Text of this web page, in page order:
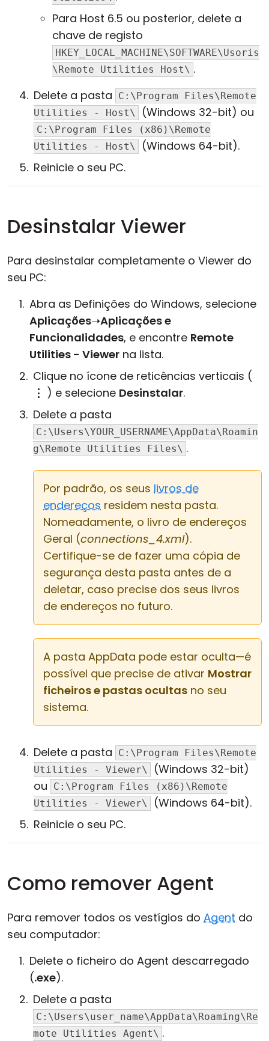
Para Host 6.5 ou posterior, delete a
chave de registo
HKEY_LOCAL_MACHINE\SOFTWARE\Usoris
\Remote Utilities Host\ .
Delete a pasta
C:\Program Files\Remote
Utilities - Host\
(Windows 32-bit) ou
C:\Program Files (x86)\Remote
Utilities - Host\
(Windows 64-bit).
Reinicie o seu PC.
Desinstalar Viewer
Para desinstalar completamente o Viewer do
seu PC:
Abra as Definições do Windows, selecione
Aplicações➝Aplicações e
Funcionalidades, e encontre Remote
Utilities - Viewer na lista.
Clique no ícone de reticências verticais (
⋮ ) e selecione Desinstalar.
Delete a pasta
C:\Users\YOUR_USERNAME\AppData\Roamin
g\Remote Utilities Files\ .
Por padrão, os seus livros de
endereços residem nesta pasta.
Nomeadamente, o livro de endereços
Geral (connections_4.xml).
Certifique-se de fazer uma cópia de
segurança desta pasta antes de a
deletar, caso precise dos seus livros
de endereços no futuro.
A pasta AppData pode estar oculta—é
possível que precise de ativar Mostrar
ficheiros e pastas ocultas no seu
sistema.
Delete a pasta
C:\Program Files\Remote
Utilities - Viewer\
(Windows 32-bit)
ou
C:\Program Files (x86)\Remote
Utilities - Viewer\
(Windows 64-bit).
Reinicie o seu PC.
Como remover Agent
Para remover todos os vestígios do Agent do
seu computador:
Delete o ficheiro do Agent descarregado
(.exe).
Delete a pasta
C:\Users\user_name\AppData\Roaming\Re
mote Utilities Agent\ .